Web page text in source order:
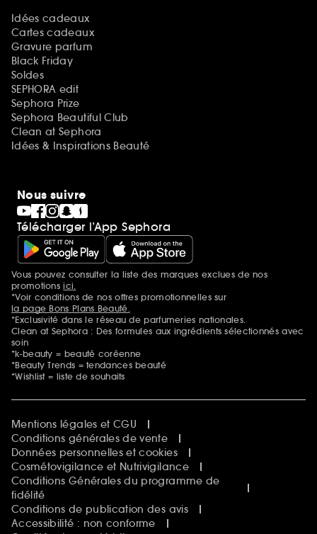
Idées cadeaux
Cartes cadeaux
Gravure parfum
Black Friday
Soldes
SEPHORA edit
Sephora Prize
Sephora Beautiful Club
Clean at Sephora
Idées & Inspirations Beauté
Nous suivre
Télécharger l’App Sephora
Mentions additionnelles
Vous pouvez consulter la liste des marques exclues de nos
promotionsici.
*Voir conditions de nos offres promotionnelles sur
la page Bons Plans Beauté.
*Exclusivité dans le réseau de parfumeries nationales.
Clean at Sephora : Des formules aux ingrédients sélectionnés avec
soin
*k-beauty = beauté coréenne
*Beauty Trends = tendances beauté
*Wishlist = liste de souhaits
Mentions légales et CGU
Conditions générales de vente
Données personnelles et cookies
Cosmétovigilance et Nutrivigilance
Conditions Générales du programme de
fidélité
Conditions de publication des avis
Accessibilité : non conforme